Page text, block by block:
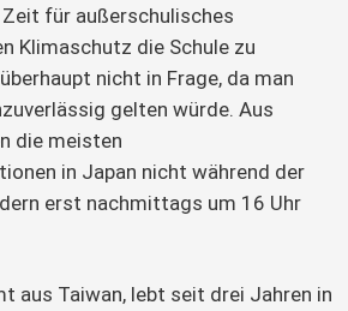
für außerschulisches
Klimaschutz die Schule zu
nicht in Frage, da man
gelten würde. Aus
die meisten
in Japan nicht während der
erst nachmittags um 16 Uhr
aus Taiwan, lebt seit drei Jahren in